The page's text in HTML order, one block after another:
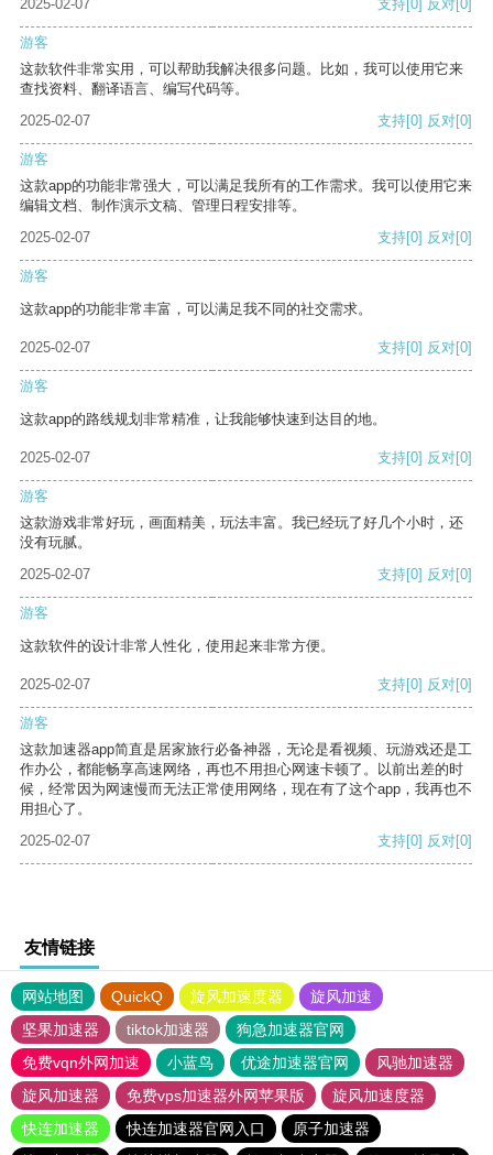
2025-02-07
支持[0] 反对[0]
游客
这款软件非常实用，可以帮助我解决很多问题。比如，我可以使用它来
查找资料、翻译语言、编写代码等。
2025-02-07
支持[0] 反对[0]
游客
这款app的功能非常强大，可以满足我所有的工作需求。我可以使用它来
编辑文档、制作演示文稿、管理日程安排等。
2025-02-07
支持[0] 反对[0]
游客
这款app的功能非常丰富，可以满足我不同的社交需求。
2025-02-07 支持[0] 反对[0]
游客
这款app的路线规划非常精准，让我能够快速到达目的地。
2025-02-07 支持[0] 反对[0]
游客
这款游戏非常好玩，画面精美，玩法丰富。我已经玩了好几个小时，还
没有玩腻。
2025-02-07
支持[0] 反对[0]
游客
这款软件的设计非常人性化，使用起来非常方便。
2025-02-07 支持[0] 反对[0]
游客
这款加速器app简直是居家旅行必备神器，无论是看视频、玩游戏还是工
作办公，都能畅享高速网络，再也不用担心网速卡顿了。以前出差的时
候，经常因为网速慢而无法正常使用网络，现在有了这个app，我再也不
用担心了。
2025-02-07
支持[0] 反对[0]
友情链接
网站地图 QuickQ 旋风加速度器
旋风加速
坚果加速器
tiktok加速器
狗急加速器官网
免费vqn外网加速
小蓝鸟 优途加速器官网
风驰加速器
旋风加速器
免费vps加速器外网苹果版
旋风加速度器
快连加速器
快连加速器官网入口
原子加速器